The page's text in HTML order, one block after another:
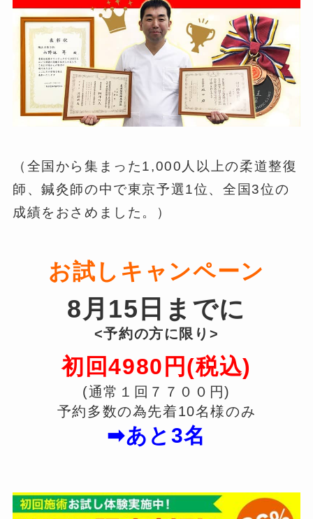
（全国から集まった1,000人以上の柔道整復
師、鍼灸師の中で東京予選1位、全国3位の
成績をおさめました。）
お試しキャンペーン
8月15日までに
<予約の方に限り>
初回4980円(税込)
(通常１回７７００円)
予約多数の為先着10名様のみ
➡あと3名